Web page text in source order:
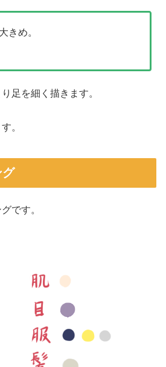
きめ。
足を細く描きます。
。
グ
です。